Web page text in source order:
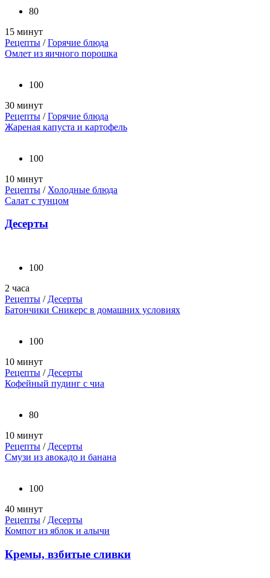
80
15 минут
Рецепты /Горячие блюда
Омлет из яичного порошка
100
30 минут
Рецепты /Горячие блюда
Жареная капуста и картофель
100
10 минут
Рецепты / Холодные блюда
Салат с тунцом
Десерты
100
2 часа
Рецепты / Десерты
Батончики Сникерс в домашних условиях
100
10 минут
Рецепты / Десерты
Кофейный пудинг с чиа
80
10 минут
Рецепты / Десерты
Смузи из авокадо и банана
100
40 минут
Рецепты / Десерты
Компот из яблок и алычи
Кремы, взбитые сливки